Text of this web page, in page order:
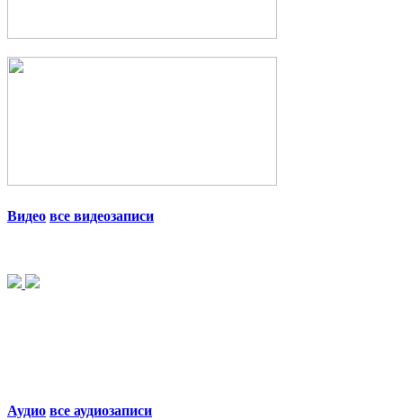
Видео все видеозаписи
Аудио все аудиозаписи